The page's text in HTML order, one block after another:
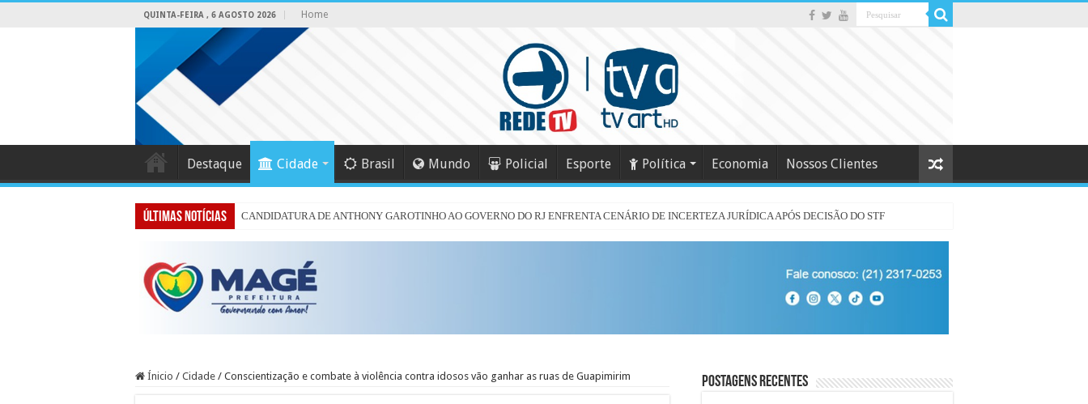
QUINTA-FEIRA , 6 AGOSTO 2026 Home
Destaque Cidade Brasil Mundo Policial Esporte Política Economia Nossos Clientes
ÚLTIMAS NOTÍCIAS CANDIDATURA DE ANTHONY GAROTINHO AO GOVERNO DO RJ ENFRENTA CENÁRIO DE INCERTEZA JURÍDICA APÓS DECISÃO DO STF
Ínicio / Cidade / Conscientização e combate à violência contra idosos vão ganhar as ruas de Guapimirim Postagens Recentes